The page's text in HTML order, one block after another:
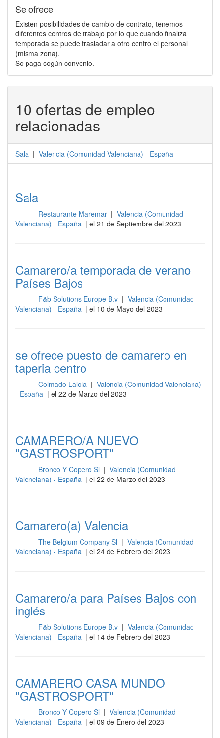
Se ofrece
Existen posibilidades de cambio de contrato, tenemos
diferentes centros de trabajo por lo que cuando finaliza
temporada se puede trasladar a otro centro el personal
(misma zona).
Se paga según convenio.
10 ofertas de empleo
relacionadas
Sala | Valencia (Comunidad Valenciana) - España
Sala
Restaurante Maremar | Valencia (Comunidad
Valenciana) - España | el 21 de Septiembre del 2023
Camarero/a temporada de verano
Países Bajos
F&b Solutions Europe B.v | Valencia (Comunidad
Valenciana) - España | el 10 de Mayo del 2023
se ofrece puesto de camarero en
taperia centro
Colmado Lalola | Valencia (Comunidad Valenciana)
- España | el 22 de Marzo del 2023
CAMARERO/A NUEVO
"GASTROSPORT"
Bronco Y Copero Sl | Valencia (Comunidad
Valenciana) - España | el 22 de Marzo del 2023
Camarero(a) Valencia
The Belgium Company Sl | Valencia (Comunidad
Valenciana) - España | el 24 de Febrero del 2023
Camarero/a para Países Bajos con
inglés
F&b Solutions Europe B.v | Valencia (Comunidad
Valenciana) - España | el 14 de Febrero del 2023
CAMARERO CASA MUNDO
"GASTROSPORT"
Bronco Y Copero Sl | Valencia (Comunidad
Valenciana) - España | el 09 de Enero del 2023